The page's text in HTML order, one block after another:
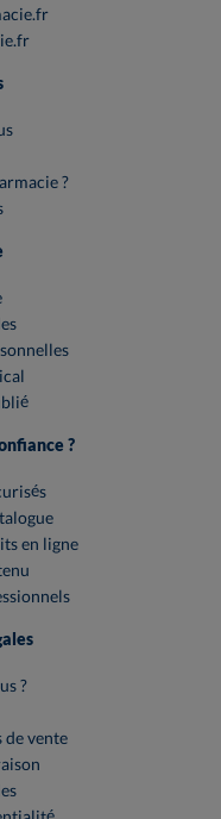
?
?
en ligne
?
de vente